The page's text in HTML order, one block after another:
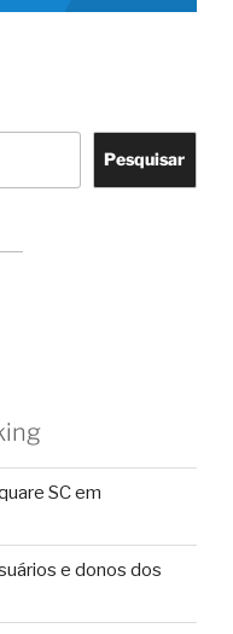
Pesquisar
SC em
e donos dos